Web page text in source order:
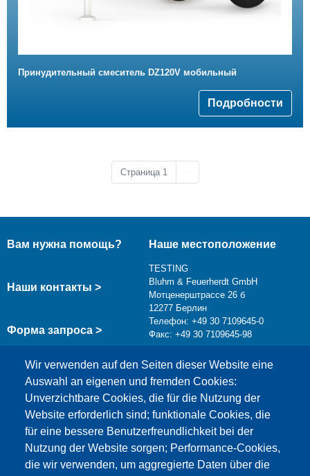
Принудительный смеситель DZ120V мобильный
Подробности
Страница 1
Wir verwenden auf den Seiten dieser Website eine
Auswahl an eigenen und fremden Cookies:
Unverzichtbare Cookies, die für die Nutzung der
Website erforderlich sind; funktionale Cookies, die
für eine bessere Benutzerfreundlichkeit bei der
Nutzung der Website sorgen; Performance-Cookies,
die wir verwenden, um aggregierte Daten über die
Вам нужна помощь?
Наши контакты >
Форма запроса >
Наше местоположение
TESTING
Bluhm & Feuerherdt GmbH
Мотценерштрассе 26 б
12277 Берлин
Телефон: +49 30 7109645-0
Факс: +49 30 7109645-98
info@testing.de
Этот материал заблокирован, потому что